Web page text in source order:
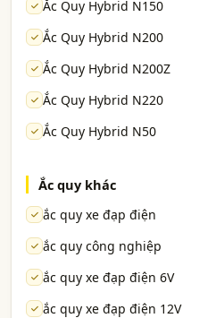
Ắc Quy Hybrid N150
Ắc Quy Hybrid N200
Ắc Quy Hybrid N200Z
Ắc Quy Hybrid N220
Ắc Quy Hybrid N50
Ắc quy khác
ắc quy xe đạp điện
ắc quy công nghiệp
ắc quy xe đạp điện 6V
ắc quy xe đạp điện 12V